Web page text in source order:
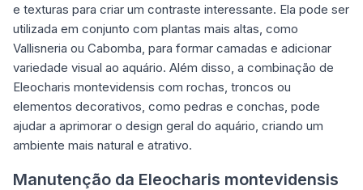
e texturas para criar um contraste interessante. Ela pode ser
utilizada em conjunto com plantas mais altas, como
Vallisneria ou Cabomba, para formar camadas e adicionar
variedade visual ao aquário. Além disso, a combinação de
Eleocharis montevidensis com rochas, troncos ou
elementos decorativos, como pedras e conchas, pode
ajudar a aprimorar o design geral do aquário, criando um
ambiente mais natural e atrativo.
Manutenção da Eleocharis montevidensis